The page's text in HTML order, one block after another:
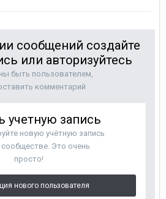
сообщений создайте
или авторизуйтесь
быть пользователем,
комментарий
учетную запись
новую учётную запись
Это очень
просто!
нового пользователя